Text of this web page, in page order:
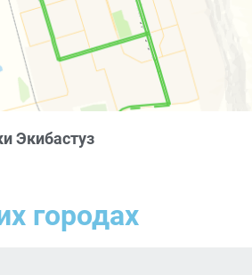
Экибастуз
городах